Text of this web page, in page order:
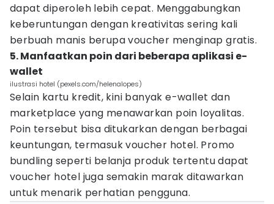
dapat diperoleh lebih cepat. Menggabungkan
keberuntungan dengan kreativitas sering kali
berbuah manis berupa voucher menginap gratis.
5. Manfaatkan poin dari beberapa aplikasi e-
wallet
ilustrasi hotel (pexels.com/helenalopes)
Selain kartu kredit, kini banyak e-wallet dan
marketplace yang menawarkan poin loyalitas.
Poin tersebut bisa ditukarkan dengan berbagai
keuntungan, termasuk voucher hotel. Promo
bundling seperti belanja produk tertentu dapat
voucher hotel juga semakin marak ditawarkan
untuk menarik perhatian pengguna.